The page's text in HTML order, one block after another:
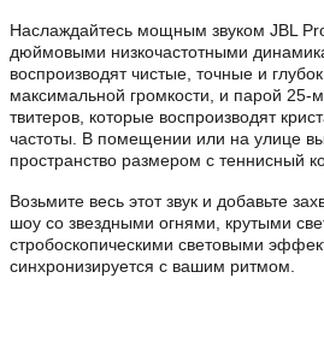
Наслаждайтесь мощным звуком JBL
дюймовыми низкочастотными
воспроизводят чистые, точные и
максимальной громкости, и парой 25-
твитеров, которые воспроизводят
частоты. В помещении или на улице
пространство размером с теннисный
Возьмите весь этот звук и добавьте
шоу со звездными огнями, крутыми
стробоскопическими световыми
синхронизируется с вашим ритмом.